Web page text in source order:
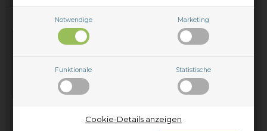
Notwendige Marketing
Funktionale Statistische
Cookie-Details anzeigen